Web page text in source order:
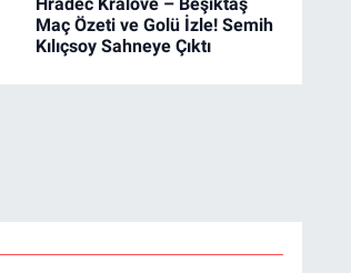
Maç Özeti ve Golü İzle! Semih
Kılıçsoy Sahneye Çıktı